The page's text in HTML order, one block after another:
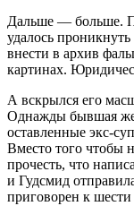
Дальше — больше.
удалось
внести в архив
картинах.
А вскрылся его
Однажды бывшая
оставленные экс-
Вместо того чтобы
прочесть, что
и Гудсмид
приговорен к